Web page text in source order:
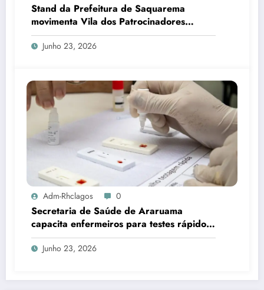
Stand da Prefeitura de Saquarema
movimenta Vila dos Patrocinadores
durante Mundial de Surfe
Junho 23, 2026
Adm-Rhclagos 0
Secretaria de Saúde de Araruama
capacita enfermeiros para testes rápidos
de HIV, sífilis e hepatites
Junho 23, 2026